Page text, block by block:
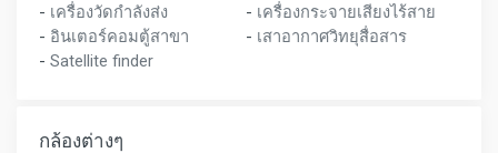
- เครื่องวัดกำลังส่ง - เครื่องกระจายเสียงไร้สาย
- อินเตอร์คอมตู้สาขา - เสาอากาศวิทยุสื่อสาร
- Satellite finder
กล้องต่างๆ